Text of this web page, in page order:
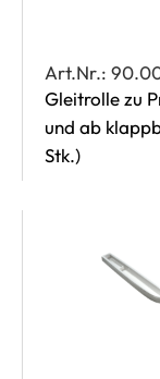
Art.Nr.:
Gleitrolle zu
und ab
Stk.)